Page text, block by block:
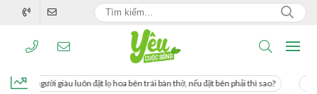
hoa bên trái bàn thờ, nếu đặt bên phải thì sao? Cách uống nước mía giúp